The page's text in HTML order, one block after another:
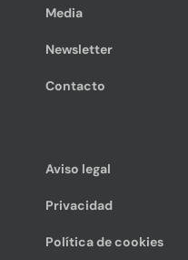
Media
Newsletter
Contacto
Aviso legal
Privacidad
Política de cookies